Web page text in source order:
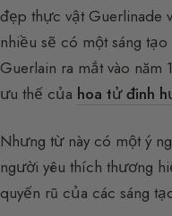
đẹp thực vật Guerlinade
nhiều sẽ có một sáng tạo
Guerlain ra mắt vào
ưu thế của hoa tử đinh
Nhưng từ này có một ý
người yêu thích thương
quyến rũ của các sáng